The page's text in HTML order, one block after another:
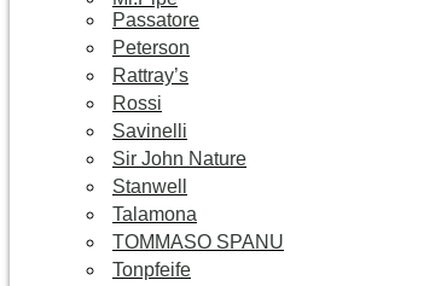
Passatore
Peterson
Rattray’s
Rossi
Savinelli
Sir John Nature
Stanwell
Talamona
TOMMASO SPANU
Tonpfeife